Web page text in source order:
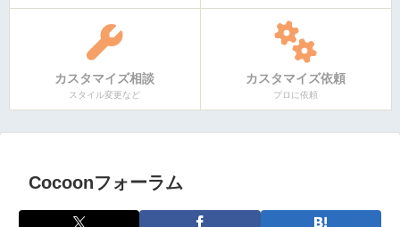
カスタマイズ相談
スタイル変更など
カスタマイズ依頼
プロに依頼
Cocoonフォーラム